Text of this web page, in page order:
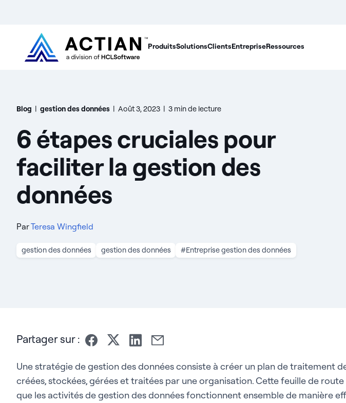
ProduitsSolutionsClientsEntrepriseRessources
Blog | gestion des données | Août 3, 2023 | 3 min de lecture
6 étapes cruciales pour
faciliter la gestion des
données
ParTeresa Wingfield
gestion des données gestion des données #Entreprise gestion des données
Partager sur :
Une stratégie de gestion des données consiste à créer un plan de traitement
créées, stockées, gérées et traitées par une organisation. Cette feuille de
que les activités de gestion des données fonctionnent ensemble de manière